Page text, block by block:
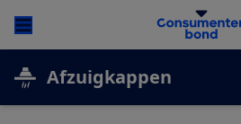
Afzuigkappen